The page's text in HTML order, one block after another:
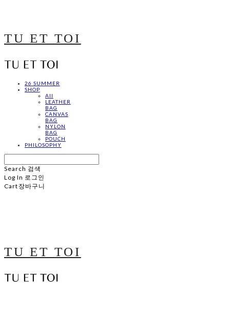
TU ET TOI
26 SUMMER
SHOP
All
LEATHER
BAG
CANVAS
BAG
NYLON
BAG
POUCH
PHILOSOPHY
Search 검색
Log In 로그인
Cart 장바구니
TU ET TOI